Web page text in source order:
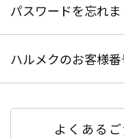
パスワードを忘れま
ハルメクのお客様番
よくある